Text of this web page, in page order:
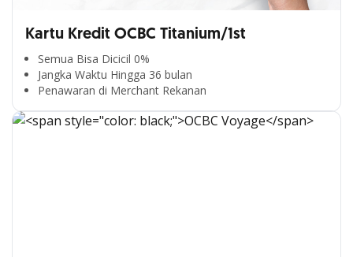
Kartu Kredit OCBC Titanium/1st
Semua Bisa Dicicil 0%
Jangka Waktu Hingga 36 bulan
Penawaran di Merchant Rekanan